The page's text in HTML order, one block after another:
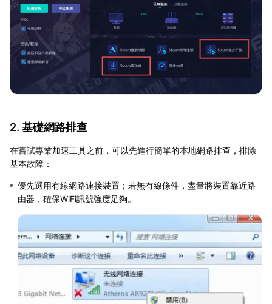
2. 基礎網路排查
在嘗試專業加速工具之前，可以先進行簡單的本地網路排查，排除
基本故障：
優先選用有線網路連接裝置；若無有線條件，盡量將裝置靠近路
由器，確保WiFi訊號強度足夠。